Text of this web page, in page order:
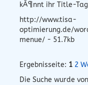
kÃ¶nnt ihr Title-
http://www.tisa-
optimierung.de/
menue/ - 51.7kb
Ergebnisseite: 1 2
Die Suche wurde von